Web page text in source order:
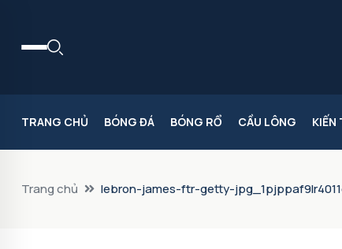
TRANG CHỦ BÓNG ĐÁ BÓNG RỔ CẦU LÔNG KIẾN
Trang chủ lebron-james-ftr-getty-